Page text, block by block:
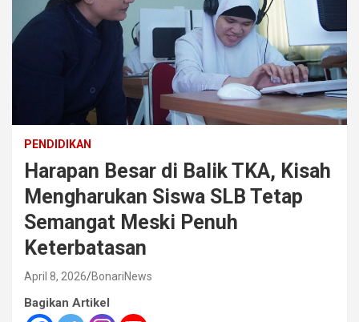
PENDIDIKAN
Harapan Besar di Balik TKA, Kisah
Mengharukan Siswa SLB Tetap
Semangat Meski Penuh
Keterbatasan
April 8, 2026 BonariNews
Bagikan Artikel